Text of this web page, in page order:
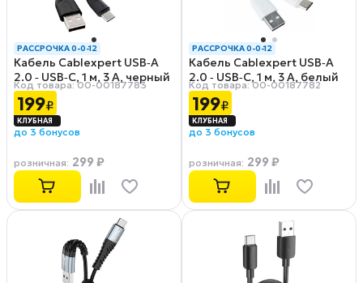
РАССРОЧКА 0-0-12
Кабель Cablexpert USB‑A
2.0 ‑ USB‑C, 1 м, 3 А, черный
(CCB‑USB2‑AMCMO1‑1MB)
Код товара: 00-00187783
199₽
до 3 бонусов
розничная: 299 ₽
РАССРОЧКА 0-0-12
Кабель Cablexpert USB‑A
2.0 ‑ USB‑C, 1 м, 3 А, белый
(CCB‑USB2‑AMCMO1‑1MW)
Код товара: 00-00187782
199₽
до 3 бонусов
розничная: 299 ₽